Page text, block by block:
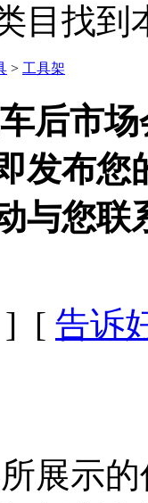
目找到
> 工具架
后市场
发布您
与您联
] [ 告诉
展示